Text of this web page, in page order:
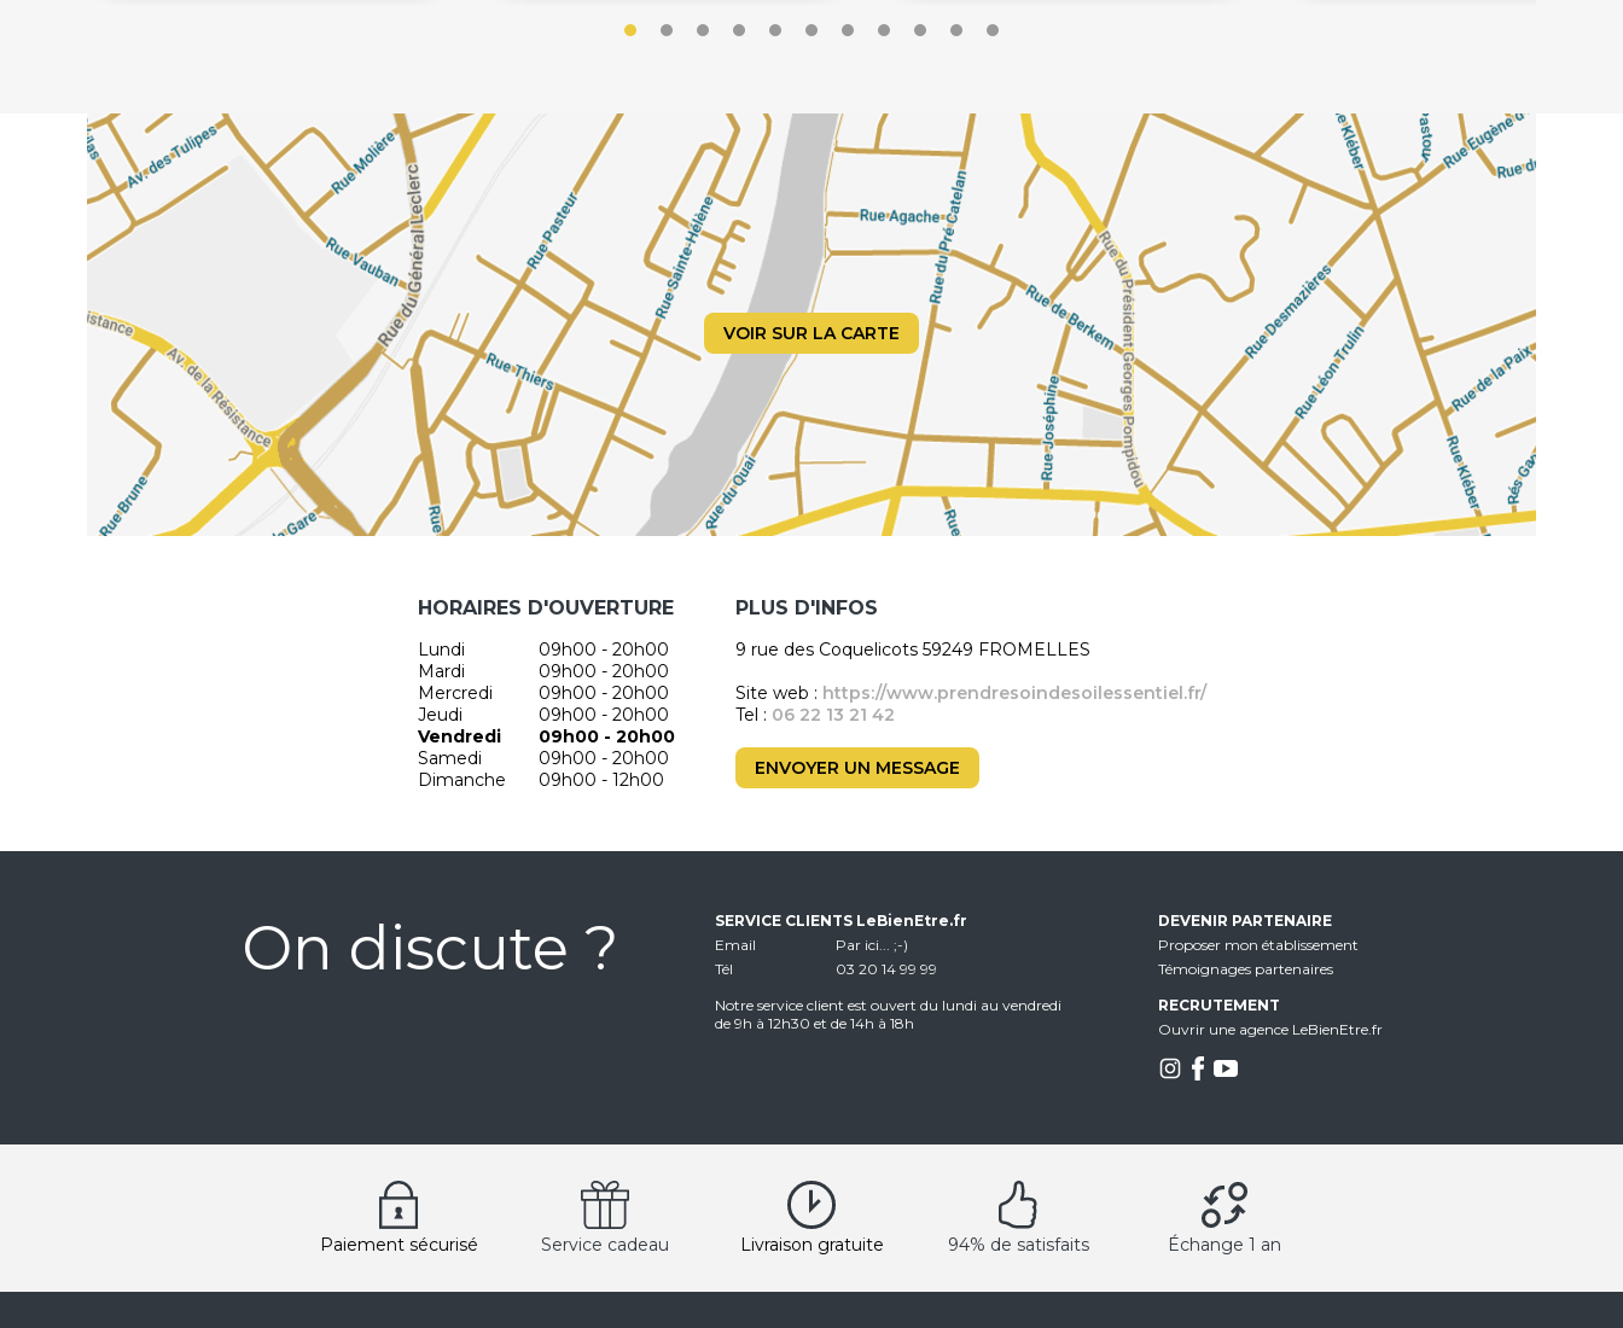
VOIR SUR LA CARTE
HORAIRES D'OUVERTURE
Lundi
09h00 - 20h00
Mardi
09h00 - 20h00
Mercredi
09h00 - 20h00
Jeudi
09h00 - 20h00
Vendredi
09h00 - 20h00
Samedi
09h00 - 20h00
Dimanche
09h00 - 12h00
PLUS D'INFOS
9 rue des Coquelicots 59249 FROMELLES
Site web : https://www.prendresoindesoilessentiel.fr/
Tel : 06 22 13 21 42
ENVOYER UN MESSAGE
On discute ?
SERVICE CLIENTS LeBienEtre.fr
Email
Par ici... ;-)
Tél
03 20 14 99 99
Notre service client est ouvert du lundi au vendredi
de 9h à 12h30 et de 14h à 18h
DEVENIR PARTENAIRE
Proposer mon établissement
Témoignages partenaires
RECRUTEMENT
Ouvrir une agence LeBienEtre.fr
Paiement sécurisé Service cadeau Livraison gratuite 94% de satisfaits Échange 1 an